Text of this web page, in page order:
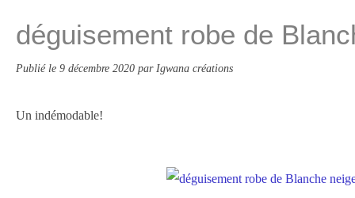
déguisement robe de
Publié le 9 décembre 2020 par Igwana créations
Un indémodable!